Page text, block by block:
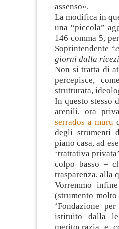
assenso».
La modifica in
una “piccola”
146 comma 5,
Soprintendente “
giorni dalla
Non si tratta di
percepisce,
strutturata,
In questo stesso
arenili, ora
serrados a muru
degli strumenti
piano casa, ad
‘trattativa
colpo basso –
trasparenza, alla
Vorremmo
(strumento
‘Fondazione
istituito dalla